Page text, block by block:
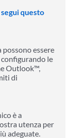
questo
essere
le
Outlook™,
di
è a
utenza per
adeguate.